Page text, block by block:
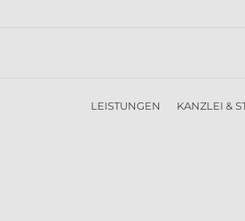
LEISTUNGEN KANZLEI &